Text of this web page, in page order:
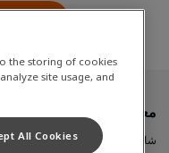
معدات مستعملة
شاحنات قلابة مفصلية
the storing of cookies
site usage, and
All Cookies